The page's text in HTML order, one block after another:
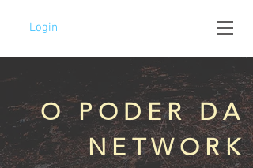
Login
O PODER DA
NETWORK